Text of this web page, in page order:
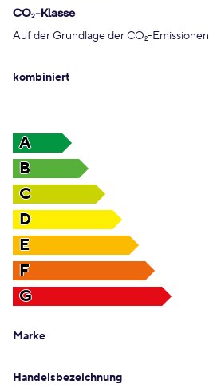
CO2-Klasse
Auf der Grundlage der CO2-Emissionen
kombiniert
A
B
C
D
E
F
G
Marke
Handelsbezeichnung